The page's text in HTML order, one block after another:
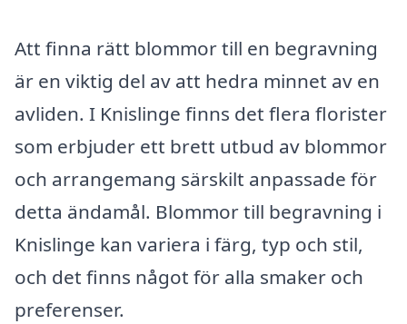
Att finna rätt blommor till en begravning
är en viktig del av att hedra minnet av en
avliden. I Knislinge finns det flera florister
som erbjuder ett brett utbud av blommor
och arrangemang särskilt anpassade för
detta ändamål. Blommor till begravning i
Knislinge kan variera i färg, typ och stil,
och det finns något för alla smaker och
preferenser.